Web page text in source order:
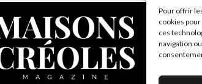
Pour offrir
cookies
ces
navigation